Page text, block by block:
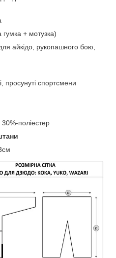
+ мотузка)
айкідо, рукопашного бою,
просунуті спортсмени
поліестер